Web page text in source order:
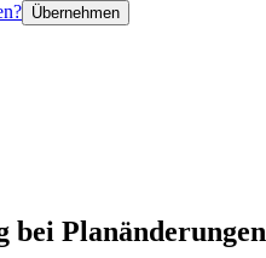
Übernehmen
bei Planänderungen